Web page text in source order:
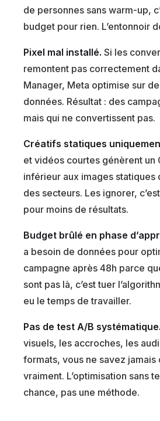
de personnes sans warm-up,
budget pour rien. L’entonnoir
Pixel mal installé. Si les
remontent pas correctement
Manager, Meta optimise sur
données. Résultat : des
mais qui ne convertissent pas.
Créatifs statiques
et vidéos courtes génèrent un
inférieur aux images statiques
des secteurs. Les ignorer,
pour moins de résultats.
Budget brûlé en phase
a besoin de données pour
campagne après 48h parce
sont pas là, c’est tuer
eu le temps de travailler.
Pas de test A/B systématique.
visuels, les accroches, les
formats, vous ne savez
vraiment. L’optimisation sans
chance, pas une méthode.